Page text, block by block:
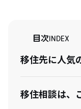
目次INDEX
移住先に人気
移住相談は、